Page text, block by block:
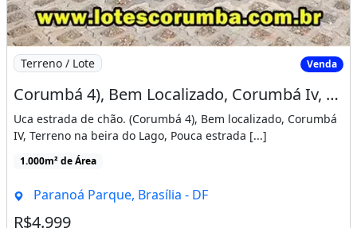
Imagem: Corumbá 4), Bem Localizado, Corumbá Iv
Terreno / Lote Venda
Corumbá 4), Bem Localizado, Corumbá Iv, Terreno na Beira do Lago
Uca estrada de chão. (Corumbá 4), Bem localizado, Corumbá
IV, Terreno na beira do Lago, Pouca estrada [...]
1.000m² de Área
Paranoá Parque, Brasília - DF
R$4.999